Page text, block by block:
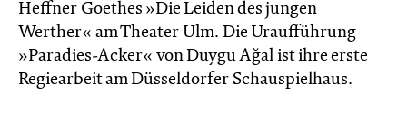
Heffner Goethes »Die Leiden des jungen
Werther« am Theater Ulm. Die Uraufführung
»Paradies-Acker« von Duygu Ağal ist ihre erste
Regiearbeit am Düsseldorfer Schauspielhaus.